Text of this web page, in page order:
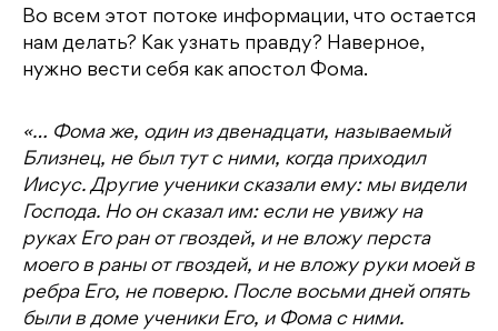
Во всем этот потоке информации, что остается
нам делать? Как узнать правду? Наверное,
нужно вести себя как апостол Фома.
«… Фома же, один из двенадцати, называемый
Близнец, не был тут с ними, когда приходил
Иисус. Другие ученики сказали ему: мы видели
Господа. Но он сказал им: если не увижу на
руках Его ран от гвоздей, и не вложу перста
моего в раны от гвоздей, и не вложу руки моей в
ребра Его, не поверю. После восьми дней опять
были в доме ученики Его, и Фома с ними.